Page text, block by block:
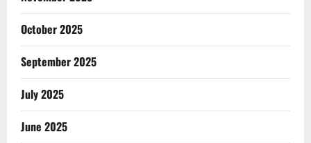
October 2025
September 2025
July 2025
June 2025